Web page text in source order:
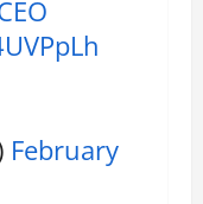
February